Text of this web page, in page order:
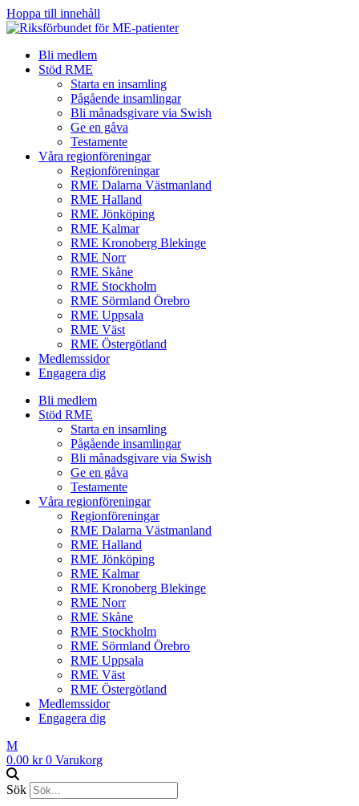
Hoppa till innehåll
Bli medlem
Stöd RME
Starta en insamling
Pågående insamlingar
Bli månadsgivare via Swish
Ge en gåva
Testamente
Våra regionföreningar
Regionföreningar
RME Dalarna Västmanland
RME Halland
RME Jönköping
RME Kalmar
RME Kronoberg Blekinge
RME Norr
RME Skåne
RME Stockholm
RME Sörmland Örebro
RME Uppsala
RME Väst
RME Östergötland
Medlemssidor
Engagera dig
Bli medlem
Stöd RME
Starta en insamling
Pågående insamlingar
Bli månadsgivare via Swish
Ge en gåva
Testamente
Våra regionföreningar
Regionföreningar
RME Dalarna Västmanland
RME Halland
RME Jönköping
RME Kalmar
RME Kronoberg Blekinge
RME Norr
RME Skåne
RME Stockholm
RME Sörmland Örebro
RME Uppsala
RME Väst
RME Östergötland
Medlemssidor
Engagera dig
M
0.00 kr 0 Varukorg
Sök